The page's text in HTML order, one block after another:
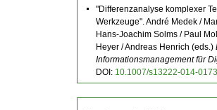
"Differenzanalyse komplexer
Werkzeuge". André Medek /
Hans-Joachim Solms / Paul
Heyer / Andreas Henrich (eds.)
Informationsmanagement für
DOI: 10.1007/s13222-014-